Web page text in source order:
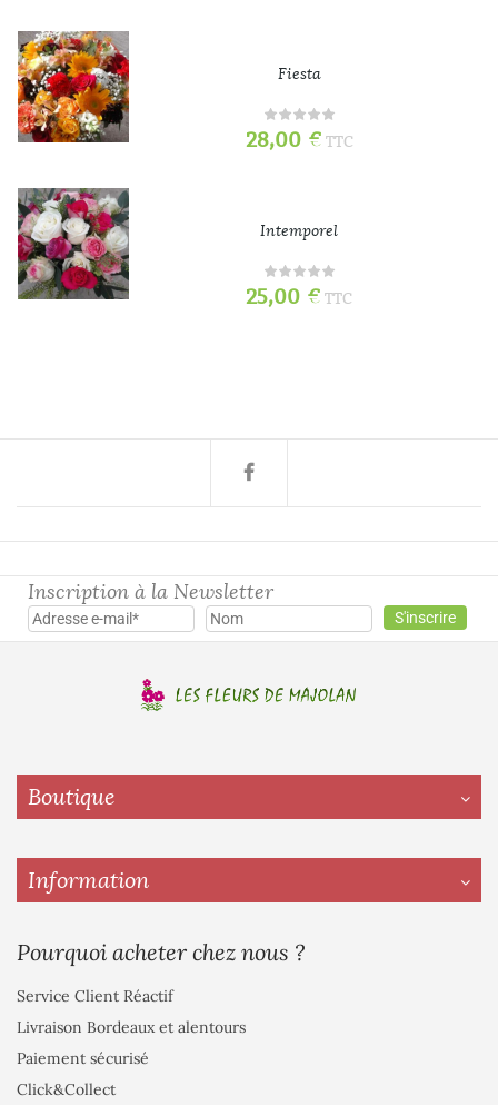
Fiesta
28,00 € TTC
Intemporel
25,00 € TTC
Inscription à la Newsletter
Boutique
Information
Pourquoi acheter chez nous ?
Service Client Réactif
Livraison Bordeaux et alentours
Paiement sécurisé
Click&Collect